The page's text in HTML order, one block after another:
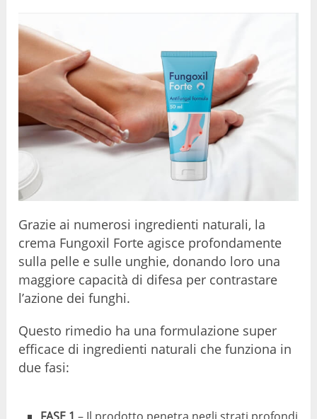
Grazie ai numerosi ingredienti naturali, la
crema Fungoxil Forte agisce profondamente
sulla pelle e sulle unghie, donando loro una
maggiore capacità di difesa per contrastare
l’azione dei funghi.
Questo rimedio ha una formulazione super
efficace di ingredienti naturali che funziona in
due fasi: